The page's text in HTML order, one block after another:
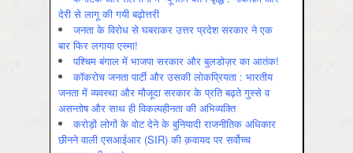
देरी से लागू की गयी बढ़ोत्तरी
जनता के विरोध से घबराकर उत्तर प्रदेश सरकार ने एक
बार फिर लगाया एस्मा!
पश्चिम बंगाल में भाजपा सरकार और बुलडोज़र का आतंक!
कॉकरोच जनता पार्टी और उसकी लोकप्रियता : भारतीय
जनता में व्‍यवस्‍था और मौजूदा सरकार के प्रति बढ़ते गुस्‍से व
असन्‍तोष और साथ ही विकल्‍पहीनता की अभिव्‍यक्ति
करोड़ों लोगों के वोट देने के बुनियादी राजनीतिक अधिकार
छीनने वाली एसआईआर (SIR) की क़वायद पर सर्वोच्च